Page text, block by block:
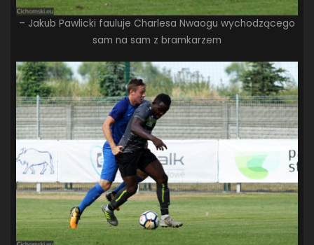
– Jakub Pawlicki fauluje Charlesa Nwaogu wychodzącego
sam na sam z bramkarzem